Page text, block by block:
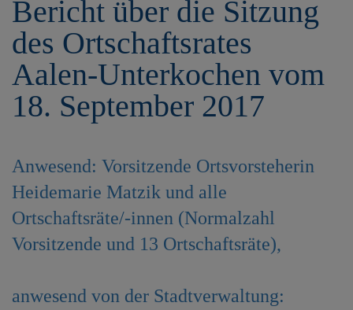
p
Bericht über die Sitzung
des Ortschaftsrates
Aalen-Unterkochen vom
18. September 2017
Anwesend: Vorsitzende Ortsvorsteherin
Heidemarie Matzik und alle
Ortschaftsräte/-innen (Normalzahl
Vorsitzende und 13 Ortschaftsräte),
anwesend von der Stadtverwaltung: